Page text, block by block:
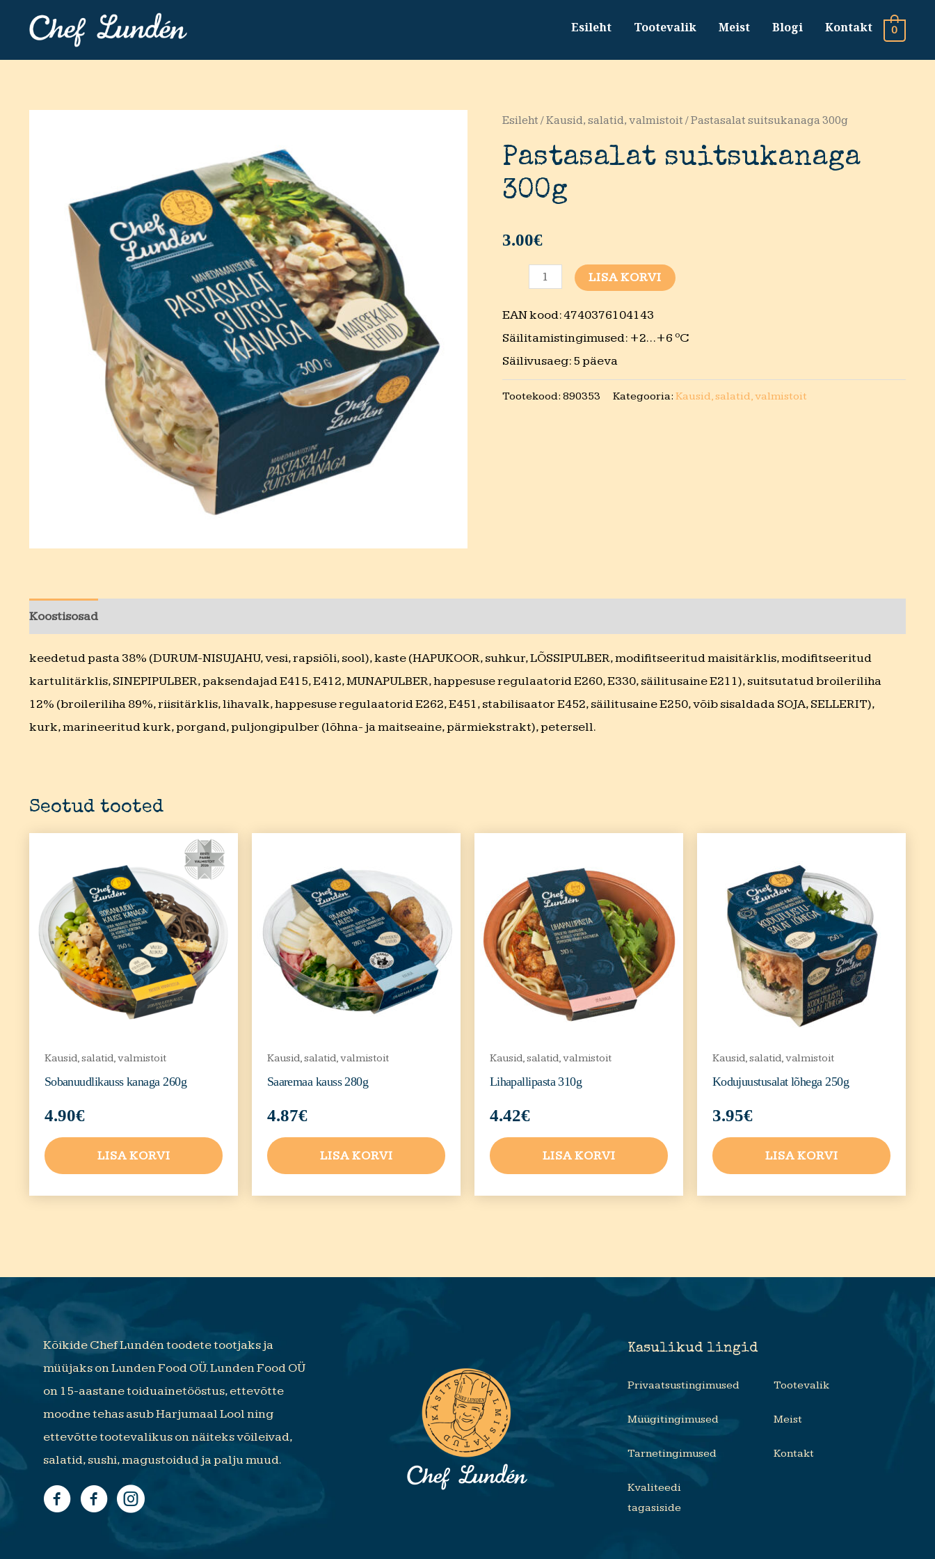
Esileht Tootevalik Meist Blogi Kontakt 0
Esileht /Kausid, salatid, valmistoit / Pastasalat suitsukanaga 300g
Pastasalat suitsukanaga
300g
3.00€
Pastasalat
300g
kogus
LISA KORVI
EAN kood: 4740376104143
Säilitamistingimused: +2…+6 ºC
Säilivusaeg: 5 päeva
Tootekood:890353 Kategooria:Kausid, salatid, valmistoit
Koostisosad
keedetud pasta 38% (DURUM-NISUJAHU, vesi, rapsiõli, sool), kaste (HAPUKOOR, suhkur, LÕSSIPULBER, modifitseeritud maisitärklis, modifitseeritud
kartulitärklis, SINEPIPULBER, paksendajad E415, E412, MUNAPULBER, happesuse regulaatorid E260, E330, säilitusaine E211), suitsutatud broileriliha
12% (broileriliha 89%, riisitärklis, lihavalk, happesuse regulaatorid E262, E451, stabilisaator E452, säilitusaine E250, võib sisaldada SOJA, SELLERIT),
kurk, marineeritud kurk, porgand, puljongipulber (lõhna- ja maitseaine, pärmiekstrakt), petersell.
Seotud tooted
Kausid, salatid, valmistoit
Sobanuudlikauss kanaga 260g
4.90€
LISA KORVI
Kausid, salatid, valmistoit
Saaremaa kauss 280g
4.87€
LISA KORVI
Kausid, salatid, valmistoit
Lihapallipasta 310g
4.42€
LISA KORVI
Kausid, salatid, valmistoit
Kodujuustusalat lõhega 250g
3.95€
LISA KORVI
Kõikide Chef Lundén toodete tootjaks ja
müüjaks on Lunden Food OÜ. Lunden Food OÜ
on 15-aastane toiduainetööstus, ettevõtte
moodne tehas asub Harjumaal Lool ning
ettevõtte tootevalikus on näiteks võileivad,
salatid, sushi, magustoidud ja palju muud.
Kasulikud lingid
Privaatsustingimused
Müügitingimused
Tarnetingimused
Kvaliteedi
tagasiside
Tootevalik
Meist
Kontakt